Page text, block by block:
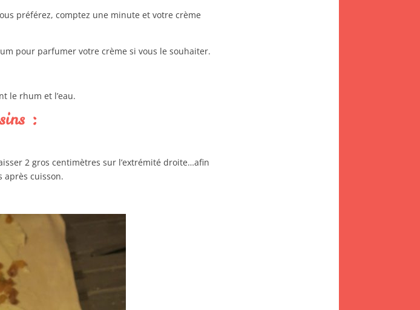
préférez, comptez une minute et votre crème
pour parfumer votre crème si vous le souhaiter.
le rhum et l’eau.
:
2 gros centimètres sur l’extrémité droite…afin
après cuisson.